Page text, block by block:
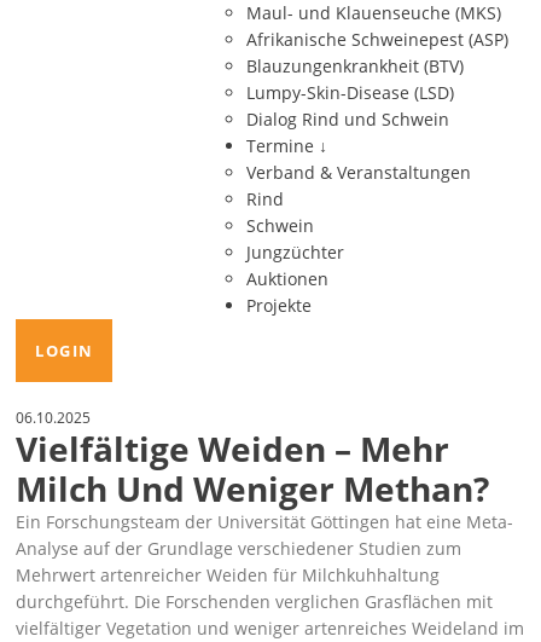
Maul- und Klauenseuche (MKS)
Afrikanische Schweinepest (ASP)
Blauzungenkrankheit (BTV)
Lumpy-Skin-Disease (LSD)
Dialog Rind und Schwein
Termine ↓
Verband & Veranstaltungen
Rind
Schwein
Jungzüchter
Auktionen
Projekte
LOGIN
06.10.2025
Vielfältige Weiden – Mehr
Milch Und Weniger Methan?
Ein Forschungsteam der Universität Göttingen hat eine Meta-
Analyse auf der Grundlage verschiedener Studien zum
Mehrwert artenreicher Weiden für Milchkuhhaltung
durchgeführt. Die Forschenden verglichen Grasflächen mit
vielfältiger Vegetation und weniger artenreiches Weideland im